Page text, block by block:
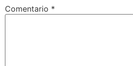
Comentario *